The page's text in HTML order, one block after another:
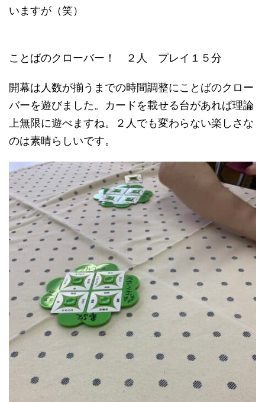
いますが（笑）
ことばのクローバー！ ２人 プレイ１５分
開幕は人数が揃うまでの時間調整にことばのクロー
バーを遊びました。カードを載せる台があれば理論
上無限に遊べますね。２人でも変わらない楽しさな
のは素晴らしいです。